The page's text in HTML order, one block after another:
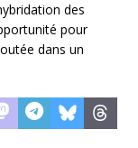
des
pour
dans un